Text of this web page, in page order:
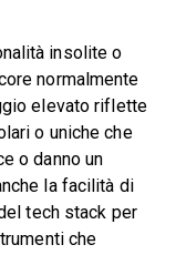
insolite o
normalmente
elevato riflette
o uniche che
o danno un
la facilità di
tech stack per
che